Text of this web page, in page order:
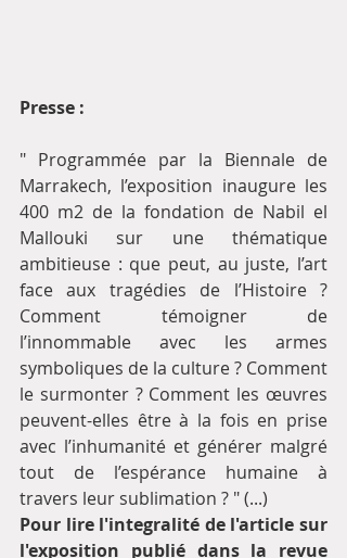
Presse :
" Programmée par la Biennale de
Marrakech, l’exposition inaugure les
400 m2 de la fondation de Nabil el
Mallouki sur une thématique
ambitieuse : que peut, au juste, l’art
face aux tragédies de l’Histoire ?
Comment témoigner de
l’innommable avec les armes
symboliques de la culture ? Comment
le surmonter ? Comment les œuvres
peuvent-elles être à la fois en prise
avec l’inhumanité et générer malgré
tout de l’espérance humaine à
travers leur sublimation ? " (...)
Pour lire l'integralité de l'article sur
l'exposition publié dans la revue